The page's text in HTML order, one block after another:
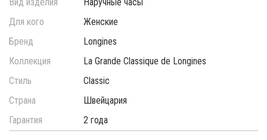
Для кого
Женские
Бренд
Longines
Коллекция
La Grande Classique de Longines
Стиль
Classic
Страна
Швейцария
Гарантия
2 года